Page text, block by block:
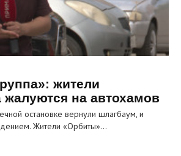
жители
жалуются на автохамов
остановке вернули шлагбаум, и
Жители «Орбиты»…